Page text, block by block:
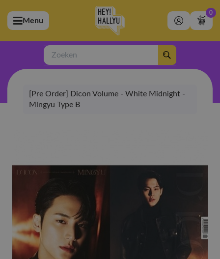
(Artiesten)
(Merchandise)
(Exclusive)
(Winkel)
Menu
0
Zoeken
[Pre Order] Dicon Volume - White Midnight -
Mingyu Type B